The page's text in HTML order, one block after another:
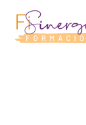
contenido